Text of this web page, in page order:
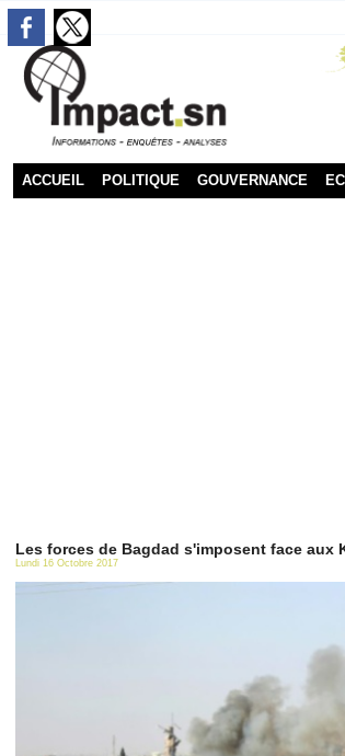
ACCUEIL POLITIQUE GOUVERNANCE
Les forces de Bagdad s'imposent face aux
Lundi 16 Octobre 2017